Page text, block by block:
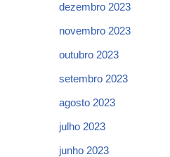
dezembro 2023
novembro 2023
outubro 2023
setembro 2023
agosto 2023
julho 2023
junho 2023